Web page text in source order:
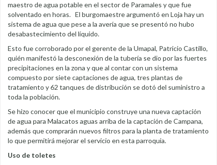
maestro de agua potable en el sector de Paramales y que fue
solventado en horas. El burgomaestre argumentó en Loja hay un
sistema de agua que pese a la avería que se presentó no hubo
desabastecimiento del líquido.
Esto fue corroborado por el gerente de la Umapal, Patricio Castillo,
quién manifestó la desconexión de la tubería se dio por las fuertes
precipitaciones en la zona y que al contar con un sistema
compuesto por siete captaciones de agua, tres plantas de
tratamiento y 62 tanques de distribución se dotó del suministro a
toda la población.
Se hizo conocer que el municipio construye una nueva captación
de agua para Malacatos aguas arriba de la captación de Campana,
además que comprarán nuevos filtros para la planta de tratamiento
lo que permitirá mejorar el servicio en esta parroquia.
Uso de toletes